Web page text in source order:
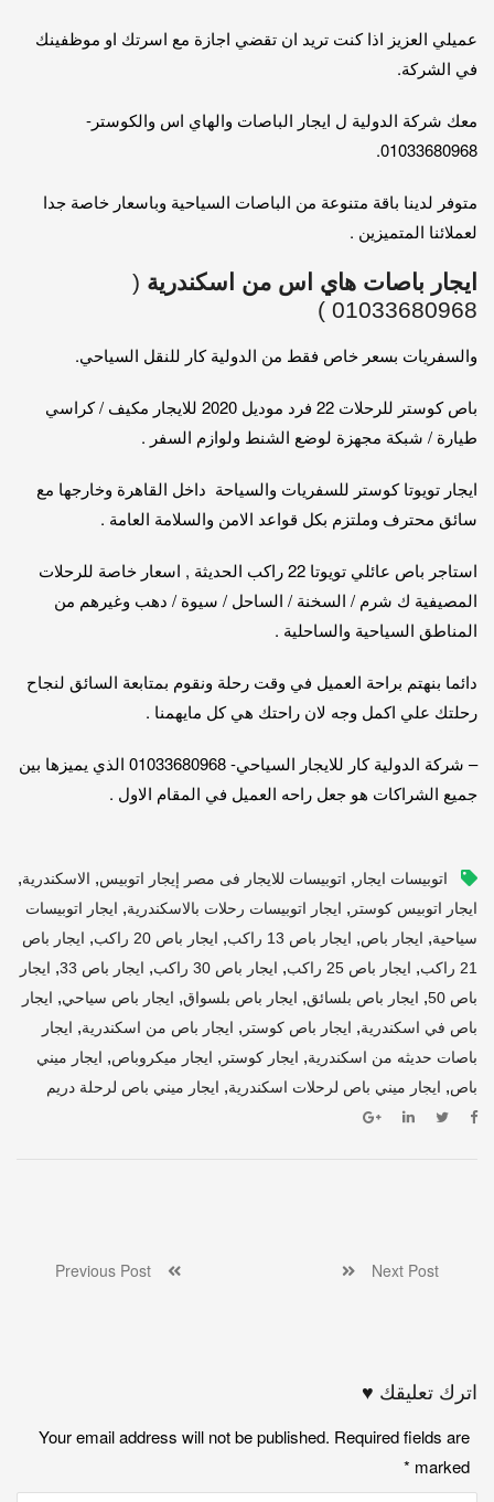
عميلي العزيز اذا كنت تريد ان تقضي اجازة مع اسرتك او موظفينك
في الشركة.
معك شركة الدولية ل ايجار الباصات والهاي اس والكوستر-
01033680968.
متوفر لدينا باقة متنوعة من الباصات السياحية وباسعار خاصة جدا
لعملائنا المتميزين .
ايجار باصات هاي اس من اسكندرية (
01033680968 )
والسفريات بسعر خاص فقط من الدولية كار للنقل السياحي.
باص كوستر للرحلات 22 فرد موديل 2020 للايجار مكيف / كراسي
طيارة / شبكة مجهزة لوضع الشنط ولوازم السفر .
ايجار تويوتا كوستر للسفريات والسياحة داخل القاهرة وخارجها مع
سائق محترف وملتزم بكل قواعد الامن والسلامة العامة .
استاجر باص عائلي تويوتا 22 راكب الحديثة , اسعار خاصة للرحلات
المصيفية ك شرم / السخنة / الساحل / سيوة / دهب وغيرهم من
المناطق السياحية والساحلية .
دائما بنهتم براحة العميل في وقت رحلة ونقوم بمتابعة السائق لنجاح
رحلتك علي اكمل وجه لان راحتك هي كل مايهمنا .
– شركة الدولية كار للايجار السياحي- 01033680968 الذي يميزها بين
جميع الشراكات هو جعل راحه العميل في المقام الاول .
اتوبيسات ايجار , اتوبيسات للايجار فى مصر إيجار اتوبيس, الاسكندرية,
ايجار اتوبيس كوستر , ايجار اتوبيسات رحلات بالاسكندرية, ايجار اتوبيسات
سياحية, ايجار باص, ايجار باص 13 راكب , ايجار باص 20 راكب , ايجار باص
21 راكب
, ايجار باص 25 راكب , ايجار باص 30 راكب , ايجار باص 33 , ايجار
باص 50
, ايجار باص بلسائق, ايجار باص بلسواق, ايجار باص سياحي, ايجار
باص في اسكندرية, ايجار باص كوستر , ايجار باص من اسكندرية, ايجار
باصات حديثه من اسكندرية, ايجار كوستر , ايجار ميكروباص, ايجار ميني
باص, ايجار ميني باص لرحلات اسكندرية, ايجار ميني باص لرحلة دريم
Next Post
اترك تعليقك ♥
Your email address will not be published. Required fields are
marked
*